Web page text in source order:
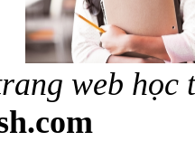
web học